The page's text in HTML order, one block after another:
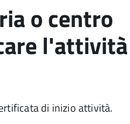
o centro
l'attività
di inizio attività.